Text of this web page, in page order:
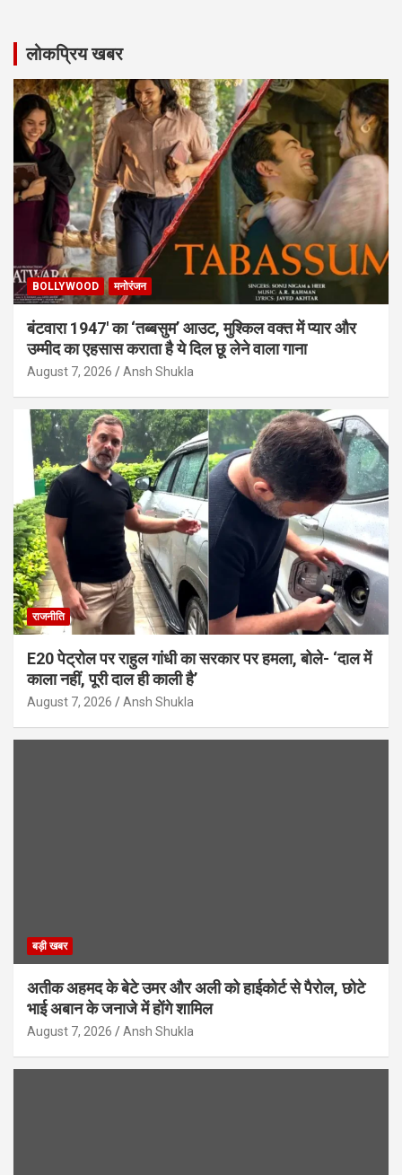
लोकप्रिय खबर
BOLLYWOOD मनोरंजन
बंटवारा 1947′ का ‘तब्बसुम’ आउट, मुश्किल वक्त में प्यार और
उम्मीद का एहसास कराता है ये दिल छू लेने वाला गाना
August 7, 2026 Ansh Shukla
राजनीति
E20 पेट्रोल पर राहुल गांधी का सरकार पर हमला, बोले- ‘दाल में
काला नहीं, पूरी दाल ही काली है’
August 7, 2026 Ansh Shukla
बड़ी खबर
अतीक अहमद के बेटे उमर और अली को हाईकोर्ट से पैरोल, छोटे
भाई अबान के जनाजे में होंगे शामिल
August 7, 2026 Ansh Shukla